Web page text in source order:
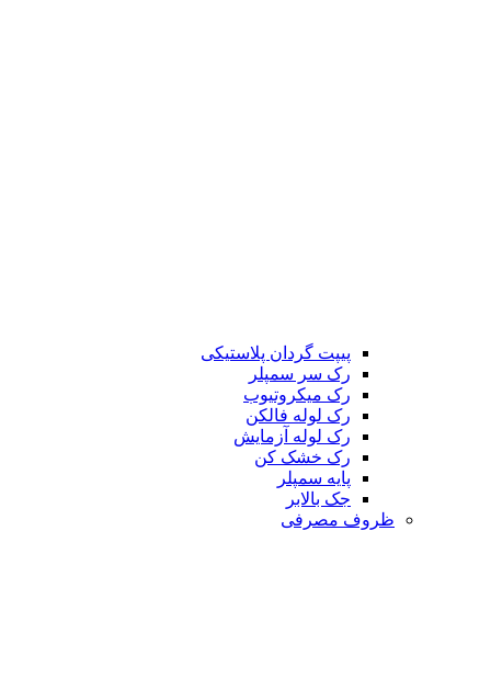
پیپت گردان پلاستیکی
رک سر سمپلر
رک میکروتیوب
رک لوله فالکن
رک لوله آزمایش
رک خشک کن
پایه سمپلر
جک بالابر
ظروف مصرفی